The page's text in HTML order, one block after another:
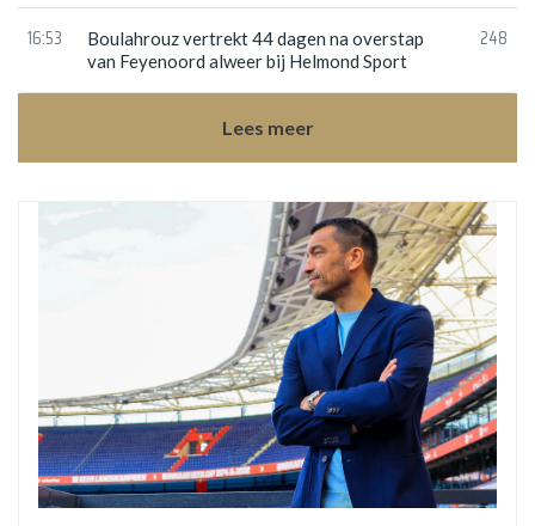
16:53
Boulahrouz vertrekt 44 dagen na overstap
van Feyenoord alweer bij Helmond Sport
248
Lees meer